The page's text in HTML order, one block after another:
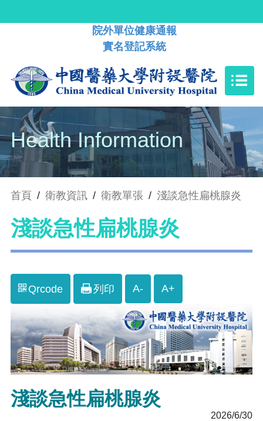
院外單位健康通報
實名登記系統
Health Information
首頁 / 衛教資訊 / 衛教單張 / 淺談急性扁桃腺炎
淺談急性扁桃腺炎
Qrcode 列印 A- A+
淺談急性扁桃腺炎
2026/6/30